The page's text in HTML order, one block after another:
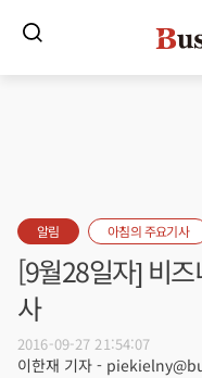
알림 아침의 주요기사
[9월28일자] 비
사
2016-09-27 21:54:07
이한재 기자 -